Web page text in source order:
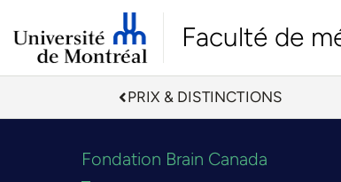
Faculté de
PRIX & DISTINCTIONS
Fondation Brain Canada